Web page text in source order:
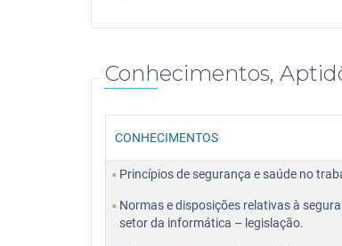
Conhecimentos,
CONHECIMENTOS
Princípios de segurança e saúde no
Normas e disposições relativas à
setor da informática – legislação.